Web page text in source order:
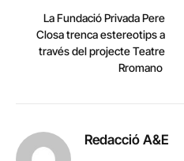
La Fundació Privada Pere
Closa trenca estereotips a
través del projecte Teatre
Rromano
Redacció A&E